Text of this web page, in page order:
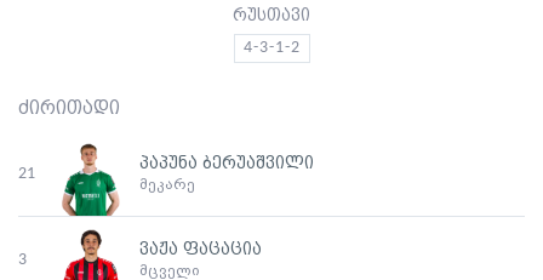
რუსთავი
4-3-1-2
ძირითადი
21
პაპუნა ბერუაშვილი
მეკარე
3
ვაჟა ფაცაცია
მცველი